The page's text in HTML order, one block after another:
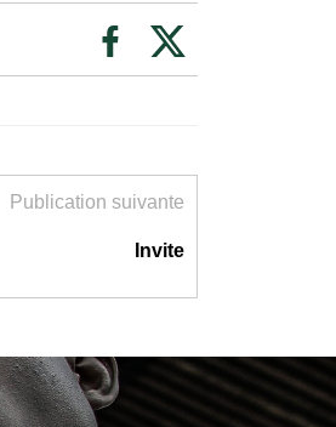
Publication suivante
Invite